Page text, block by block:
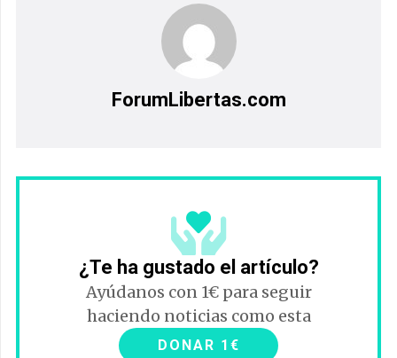
ForumLibertas.com
¿Te ha gustado el artículo?
Ayúdanos con 1€ para seguir
haciendo noticias como esta
DONAR 1€